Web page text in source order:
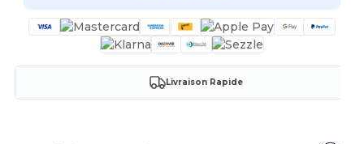
Livraison Rapide